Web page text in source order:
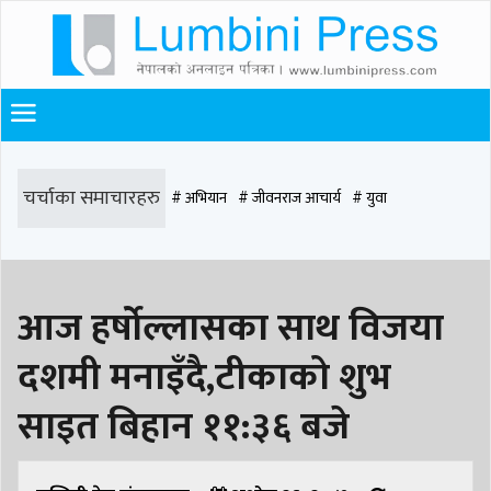
चर्चाका समाचारहरु # अभियान # जीवनराज आचार्य # युवा
# समाज रूपान्तरण # चौराह हस्पिटल # घरजग्गा कारोबार # कपिलवस्तु
# मृत्यु # सडक दुर्घटना # आधुनिक समाज डेन्टल # लुम्बिनी # वर्षा # समृद्धि
# समृद्धि एकेडेमी # काङ्ग्रेस # नेपाली कांग्रेस # बुटवल # राजधानी
# रुपन्देही # रुपन्देही २ # नेकपा # रुपन्देही १ # चुन्न पौडेल
आज हर्षोल्लासका साथ विजया
दशमी मनाइँदै,टीकाको शुभ
साइत बिहान ११:३६ बजे